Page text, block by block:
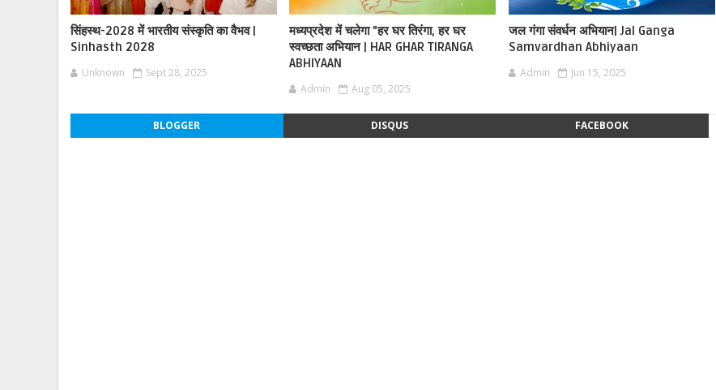
सिंहस्थ-2028 में भारतीय संस्कृति का वैभव |
Sinhasth 2028
Unknown Sept 28, 2025
मध्यप्रदेश में चलेगा "हर घर तिरंगा, हर घर
स्वच्छता अभियान | HAR GHAR TIRANGA
ABHIYAAN
Admin Aug 05, 2025
जल गंगा संवर्धन अभियान| Jal Ganga
Samvardhan Abhiyaan
Admin Jun 15, 2025
BLOGGER DISQUS FACEBOOK